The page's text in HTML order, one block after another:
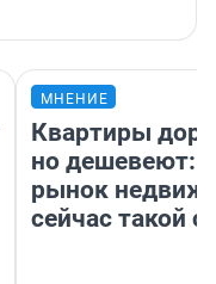
МНЕНИЕ
Квартиры
но дешевеют:
рынок
сейчас такой